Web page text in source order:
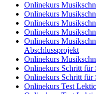
Onlinekurs
Onlinekurs
Onlinekurs
Onlinekurs
Onlinekurs
Abschlussprojekt
Onlinekurs
Onlinekurs Schritt für
Onlinekurs Schritt für
Onlinekurs Test